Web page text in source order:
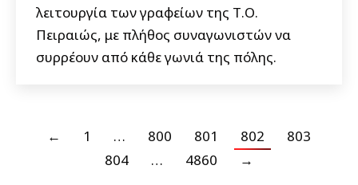
λειτουργία των γραφείων της Τ.Ο.
Πειραιώς, με πλήθος συναγωνιστών να
συρρέουν από κάθε γωνιά της πόλης.
← 1 … 800 801 802
803
804
… 4860 →